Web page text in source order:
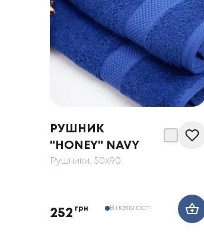
РУШНИК
"HONEY" NAVY
Рушники, 50x90
252 грн В наявності